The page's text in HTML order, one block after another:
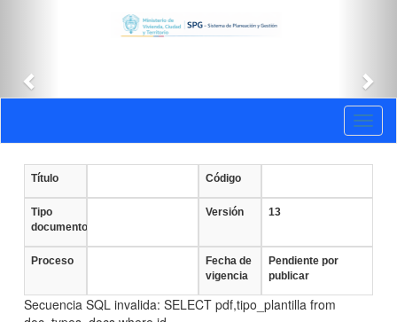
Título Código
Tipo
documento
Versión 13
Proceso
Fecha de
vigencia
Pendiente por
publicar
Secuencia SQL invalida: SELECT pdf,tipo_plantilla from